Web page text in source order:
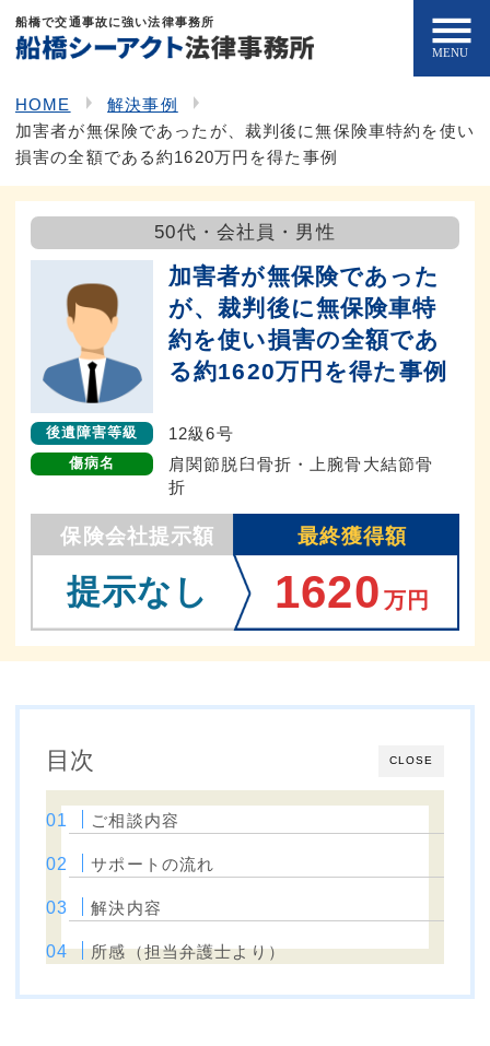
船橋で交通事故に強い法律事務所
HOME
解決事例
加害者が無保険であったが、裁判後に無保険車特約を使い
損害の全額である約1620万円を得た事例
50代・会社員・男性
加害者が無保険であった
が、裁判後に無保険車特
約を使い損害の全額であ
る約1620万円を得た事例
後遺障害等級 12級6号
傷病名
肩関節脱臼骨折・上腕骨大結節骨
折
保険会社提示額 最終獲得額
提示なし 1620 万円
CLOSE
目次
ご相談内容
サポートの流れ
解決内容
所感（担当弁護士より）